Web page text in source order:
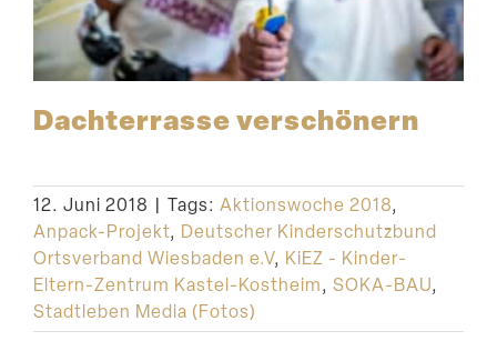
Dachter­rasse verschönern
12. Juni 2018 | Tags: Aktionswoche 2018,
Anpack-Projekt, Deutscher Kinderschutzbund
Ortsverband Wiesbaden e.V, KiEZ - Kinder-
Eltern-Zentrum Kastel-Kostheim, SOKA-BAU,
Stadtleben Media (Fotos)